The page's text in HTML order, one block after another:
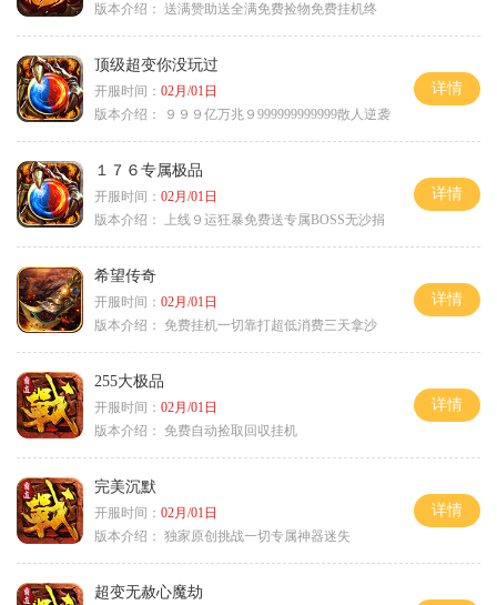
版本介绍： 送满赞助送全满免费捡物免费挂机终
顶级超变你没玩过
开服时间： 02月/01日
版本介绍：
９９９亿万兆９999999999999散人逆袭
详情
１７６专属极品
开服时间： 02月/01日
版本介绍：
上线９运狂暴免费送专属BOSS无沙捐
详情
希望传奇
开服时间： 02月/01日
版本介绍： 免费挂机一切靠打超低消费三天拿沙
详情
255大极品
开服时间： 02月/01日
版本介绍： 免费自动捡取回収挂机
详情
完美沉默
开服时间： 02月/01日
版本介绍： 独家原创挑战一切专属神器迷失
详情
超变无赦心魔劫